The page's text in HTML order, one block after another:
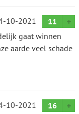
10-2021
11
gaat winnen
aarde veel schade
10-2021
16